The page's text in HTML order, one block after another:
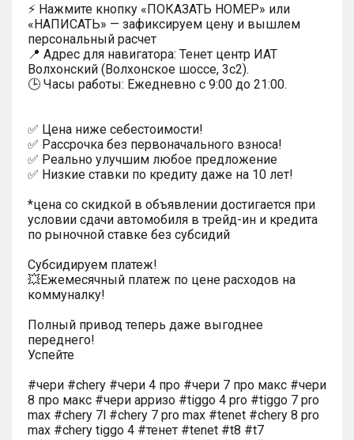
⚡ Нажмите кнопку «ПОКАЗАТЬ НОМЕР» или
«НАПИСАТЬ» — зафиксируем цену и вышлем
персональный расчет
📍 Адрес для навигатора: Тенет центр ИАТ
Волхонский (Волхонское шоссе, 3с2).
🕒 Часы работы: Ежедневно с 9:00 до 21:00.
✅ Цена ниже себестоимости!
✅ Рассрочка без первоначального взноса!
✅ Реально улучшим любое предложение
✅ Низкие ставки по кредиту даже на 10 лет!
*цена со скидкой в объявлении достигается при
условии сдачи автомобиля в трейд-ин и кредита
по рыночной ставке без субсидий
Субсидируем платеж!
💥Ежемесячный платеж по цене расходов на
коммуналку!
Полный привод теперь даже выгоднее
переднего!
Успейте
#чери #chery #чери 4 про #чери 7 про макс #чери
8 про макс #чери арризо #tiggo 4 pro #tiggo 7 pro
max #chery 7l #chery 7 pro max #tenet #chery 8 pro
max #chery tiggo 4 #тенет #tenet #t8 #t7